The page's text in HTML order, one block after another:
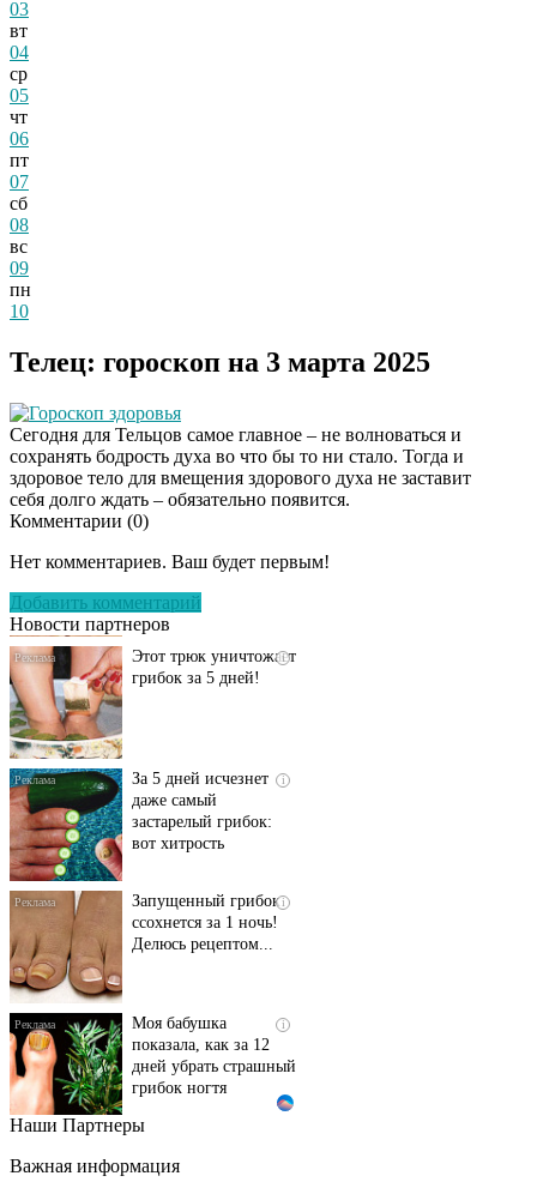
03
вт
04
ср
05
чт
06
пт
07
сб
08
вс
09
пн
10
Телец: гороскоп на 3 марта 2025
Гороскоп здоровья
Сегодня для Тельцов самое главное – не волноваться и
сохранять бодрость духа во что бы то ни стало. Тогда и
здоровое тело для вмещения здорового духа не заставит
себя долго ждать – обязательно появится.
Комментарии (0)
Нет комментариев. Ваш будет первым!
Добавить комментарий
Новости партнеров
Даже самый
исчезнет с корнем,
грибок за 5 дней!
даже самый
застарелый грибок:
вот хитрость
ссохнется за 1 ночь!
Делюсь рецептом...
показала, как за 12
дней убрать страшный
грибок ногтя
Этот танец невесты
Пересмотрела 10 раз
Наши Партнеры
Важная информация